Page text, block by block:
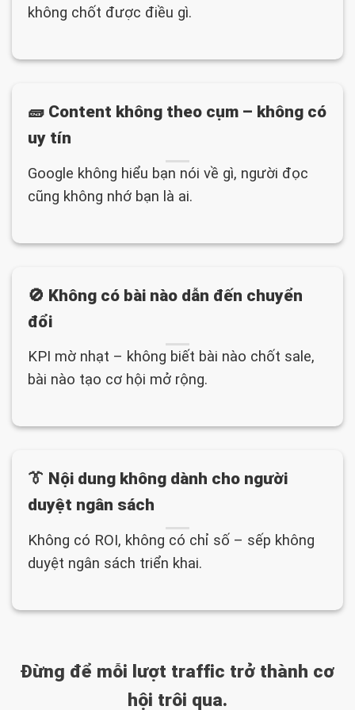
không chốt được điều gì.
🧱 Content không theo cụm – không có
uy tín
Google không hiểu bạn nói về gì, người đọc
cũng không nhớ bạn là ai.
🚫 Không có bài nào dẫn đến chuyển
đổi
KPI mờ nhạt – không biết bài nào chốt sale,
bài nào tạo cơ hội mở rộng.
👔 Nội dung không dành cho người
duyệt ngân sách
Không có ROI, không có chỉ số – sếp không
duyệt ngân sách triển khai.
Đừng để mỗi lượt traffic trở thành cơ
hội trôi qua.